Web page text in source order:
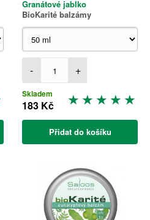
Granátové jablko
BioKarité balzámy
- +
Skladem
183 Kč
Přidat do košíku